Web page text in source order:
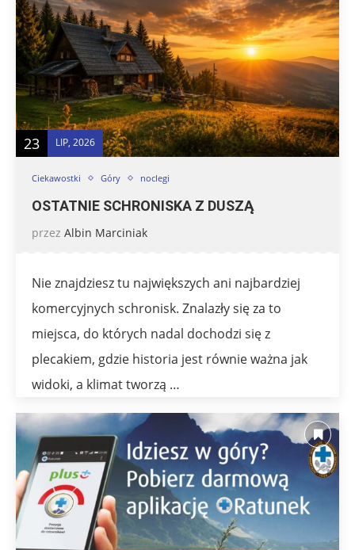
23 LIP, 2026
Ciekawostki Góry noclegi
OSTATNIE SCHRONISKA Z DUSZĄ
przez Albin Marciniak
Nie znajdziesz tu największych ani najbardziej
komercyjnych schronisk. Znalazły się za to
miejsca, do których nadal dochodzi się z
plecakiem, gdzie historia jest równie ważna jak
widoki, a klimat tworzą …